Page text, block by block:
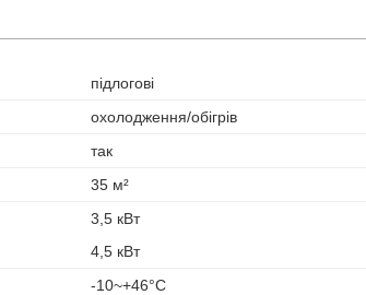
підлогові
охолодження/обігрів
так
35 м²
3,5 кВт
4,5 кВт
-10~+46°С